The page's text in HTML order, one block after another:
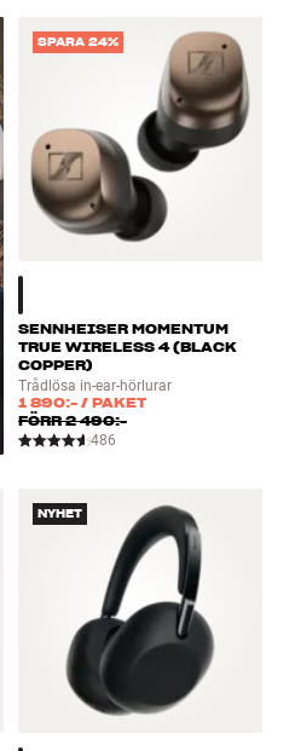
SPARA 24%
SENNHEISER MOMENTUM
TRUE WIRELESS 4 (BLACK
COPPER)
Trådlösa in-ear-hörlurar
1 890:- / PAKET
FÖRR2 490:-
486
NYHET